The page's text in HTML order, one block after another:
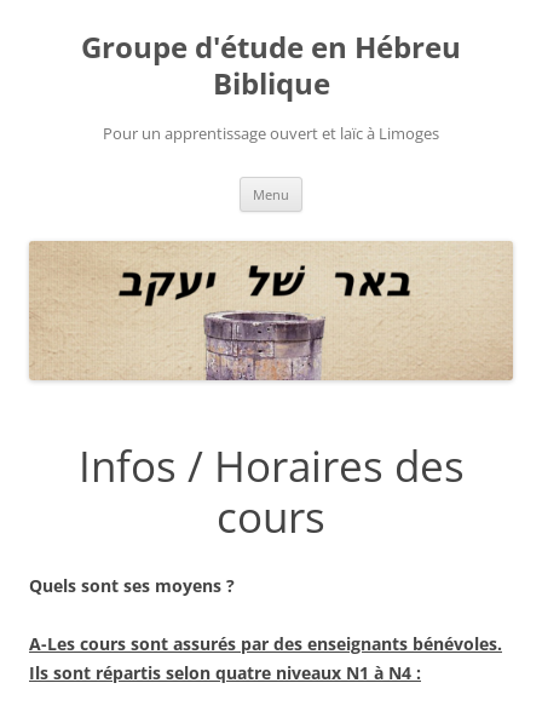
contenuGroupe d'étude en Hébreu
Biblique
Pour un apprentissage ouvert et laïc à Limoges
Menu
Infos / Horaires des
cours
Quels sont ses moyens ?
A-Les cours sont assurés par des enseignants bénévoles.
Ils sont répartis selon quatre niveaux N1 à N4 :